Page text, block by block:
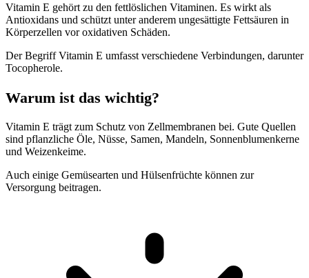
Vitamin E gehört zu den fettlöslichen Vitaminen. Es wirkt als
Antioxidans und schützt unter anderem ungesättigte Fettsäuren in
Körperzellen vor oxidativen Schäden.
Der Begriff Vitamin E umfasst verschiedene Verbindungen, darunter
Tocopherole.
Warum ist das wichtig?
Vitamin E trägt zum Schutz von Zellmembranen bei. Gute Quellen
sind pflanzliche Öle, Nüsse, Samen, Mandeln, Sonnenblumenkerne
und Weizenkeime.
Auch einige Gemüsearten und Hülsenfrüchte können zur
Versorgung beitragen.